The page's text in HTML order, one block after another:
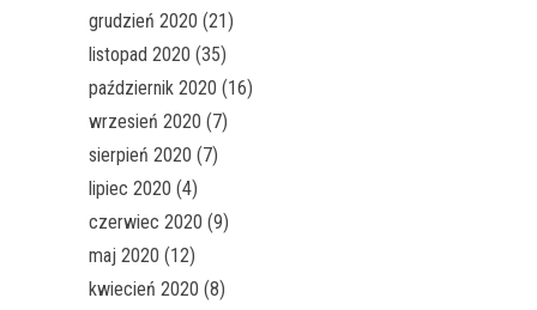
grudzień 2020 (21)
listopad 2020 (35)
październik 2020 (16)
wrzesień 2020 (7)
sierpień 2020 (7)
lipiec 2020 (4)
czerwiec 2020 (9)
maj 2020 (12)
kwiecień 2020 (8)